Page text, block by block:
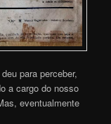
para perceber,
a cargo do nosso
eventualmente